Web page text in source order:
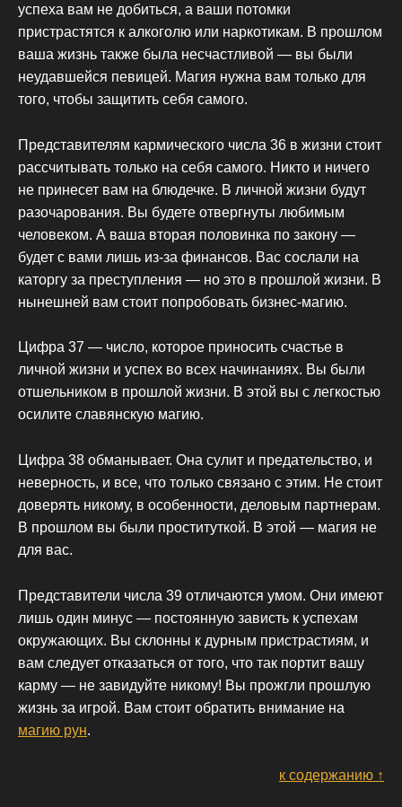
успеха вам не добиться, а ваши потомки
пристрастятся к алкоголю или наркотикам. В прошлом
ваша жизнь также была несчастливой — вы были
неудавшейся певицей. Магия нужна вам только для
того, чтобы защитить себя самого.
Представителям кармического числа 36 в жизни стоит
рассчитывать только на себя самого. Никто и ничего
не принесет вам на блюдечке. В личной жизни будут
разочарования. Вы будете отвергнуты любимым
человеком. А ваша вторая половинка по закону —
будет с вами лишь из-за финансов. Вас сослали на
каторгу за преступления — но это в прошлой жизни. В
нынешней вам стоит попробовать бизнес-магию.
Цифра 37 — число, которое приносить счастье в
личной жизни и успех во всех начинаниях. Вы были
отшельником в прошлой жизни. В этой вы с легкостью
осилите славянскую магию.
Цифра 38 обманывает. Она сулит и предательство, и
неверность, и все, что только связано с этим. Не стоит
доверять никому, в особенности, деловым партнерам.
В прошлом вы были проституткой. В этой — магия не
для вас.
Представители числа 39 отличаются умом. Они имеют
лишь один минус — постоянную зависть к успехам
окружающих. Вы склонны к дурным пристрастиям, и
вам следует отказаться от того, что так портит вашу
карму — не завидуйте никому! Вы прожгли прошлую
жизнь за игрой. Вам стоит обратить внимание на
магию рун.
к содержанию ↑